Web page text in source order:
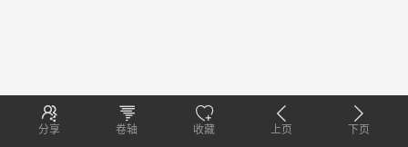
分享 卷轴 收藏 上页 下页